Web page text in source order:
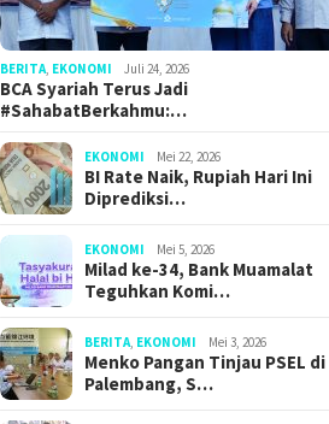
BERITA EKONOMI Juli 24, 2026
BCA Syariah Terus Jadi
#SahabatBerkahmu:…
EKONOMI Mei 22, 2026
BI Rate Naik, Rupiah Hari Ini
Diprediksi…
EKONOMI Mei 5, 2026
Milad ke-34, Bank Muamalat
Teguhkan Komi…
BERITA EKONOMI Mei 3, 2026
Menko Pangan Tinjau PSEL di
Palembang, S…